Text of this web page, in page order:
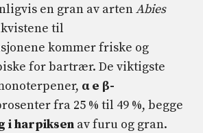
en gran av artenAbies
til
kommer friske og
for bartrær. De viktigste
α e β-
fra 25 % til 49 %, begge
i harpiksen av furu og gran.